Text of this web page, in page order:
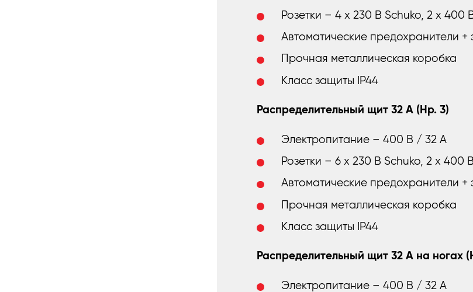
Розетки – 4 x 230 В Schuko, 2 x 400
Автоматические предохранители
Прочная металлическая коробка
Класс защиты IP44
Распределительный щит 32 A (Нр. 3)
Электропитание – 400 В / 32 А
Розетки – 6 x 230 В Schuko, 2 x 400
Автоматические предохранители
Прочная металлическая коробка
Класс защиты IP44
Распределительный щит 32 A на ногах
Электропитание – 400 В / 32 А